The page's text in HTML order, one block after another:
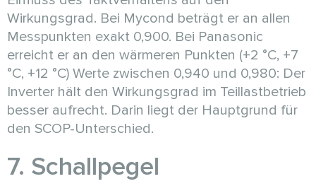
Wirkungsgrad. Bei Mycond beträgt er an allen
Messpunkten exakt 0,900. Bei Panasonic
erreicht er an den wärmeren Punkten (+2 °C, +7
°C, +12 °C) Werte zwischen 0,940 und 0,980: Der
Inverter hält den Wirkungsgrad im Teillastbetrieb
besser aufrecht. Darin liegt der Hauptgrund für
den SCOP-Unterschied.
7. Schallpegel